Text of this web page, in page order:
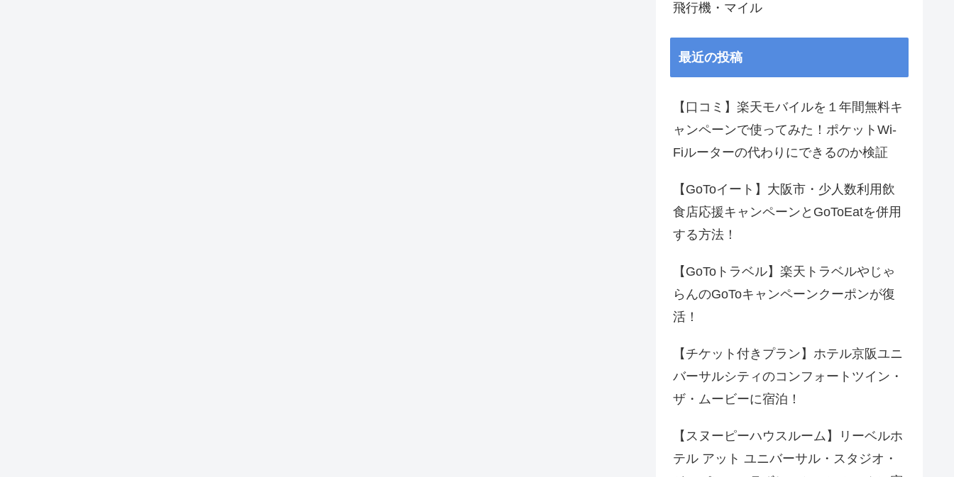
飛行機・マイル
最近の投稿
【口コミ】楽天モバイルを１年間無料キ
ャンペーンで使ってみた！ポケットWi-
Fiルーターの代わりにできるのか検証
【GoToイート】大阪市・少人数利用飲
食店応援キャンペーンとGoToEatを併用
する方法！
【GoToトラベル】楽天トラベルやじゃ
らんのGoToキャンペーンクーポンが復
活！
【チケット付きプラン】ホテル京阪ユニ
バーサルシティのコンフォートツイン・
ザ・ムービーに宿泊！
【スヌーピーハウスルーム】リーベルホ
テル アット ユニバーサル・スタジオ・